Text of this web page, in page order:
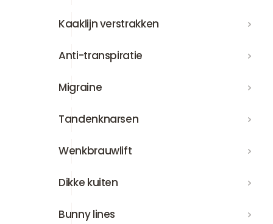
Kaaklijn verstrakken
Kaaklijn verstrakken
Anti-transpiratieAnti-transpiratie
Migraine
TandenknarsenTandenknarsen
WenkbrauwliftWenkbrauwlift
Dikke kuitenDikke kuiten
Bunny linesBunny lines